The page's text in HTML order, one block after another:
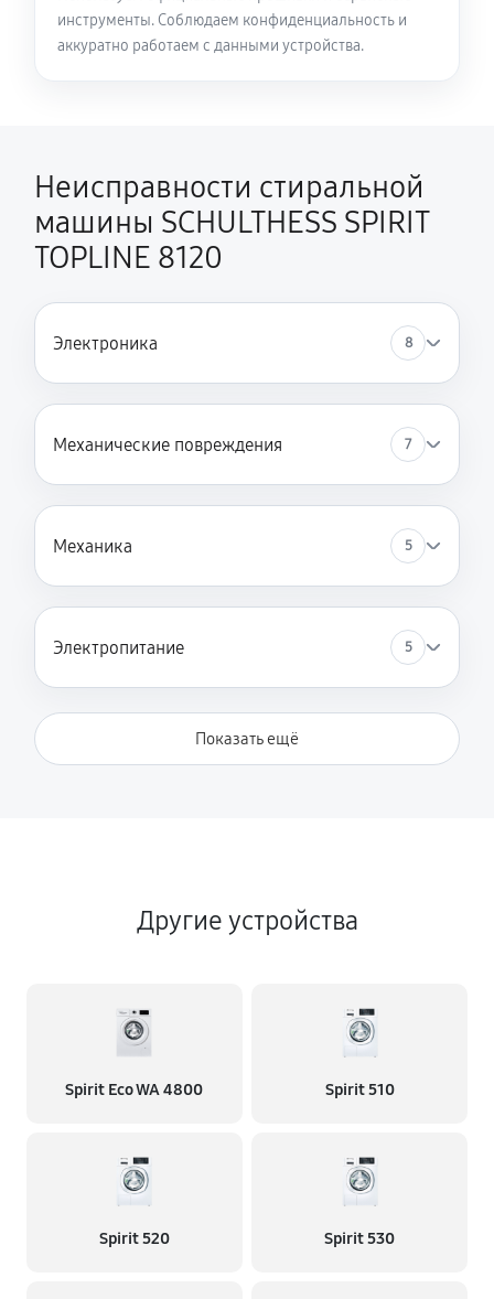
SPIRIT TOPLINE 8120
1620 руб 60 минут
Замена шторок барабана
1580 руб 60 минут
SPIRIT TOPLINE 8120
1580 руб
Замена заливного клапана
инструменты. Соблюдаем конфиденциальность и
аккуратно работаем с данными устройства.
Неисправности стиральной
машины SCHULTHESS SPIRIT
TOPLINE 8120
Электроника 8
Механические повреждения 7
Механика 5
Электропитание 5
Показать ещё
Другие устройства
Spirit Eco WA 4800 Spirit 510
Spirit 520 Spirit 530